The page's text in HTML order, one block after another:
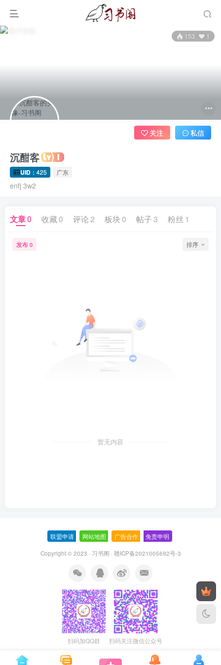
153 1
沉酣客
UID ：425 广东
enfj 3w2
关注 私信
文章0 收藏 0 评论 2 板块 0 帖子 3 粉丝 1
发布 0 排序
暂无内容
联盟申请 网站地图 广告合作 免责申明
Copyright © 2023 · 习书阁 · 赣ICP备2021005692号-3
扫码加QQ群 扫码关注微信公众号